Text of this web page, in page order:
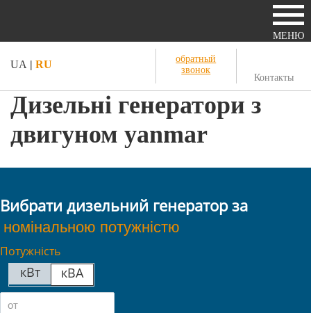
МЕНЮ
UA | RU
обратный
звонок
Контакты
Дизельні генератори з
двигуном yanmar
Вибрати дизельний генератор за
Потужність
кВт кВА